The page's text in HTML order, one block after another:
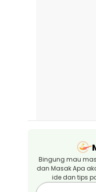
Bingung mau
dan Masak Apa
ide dan tips